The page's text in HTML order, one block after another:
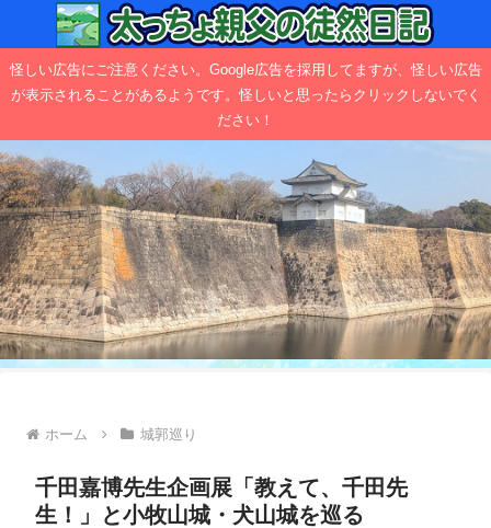
怪しい広告にご注意ください。Google広告を採用してますが、怪しい広告
が表示されることがあるようです。怪しいと思ったらクリックしないでく
ださい！
ホーム 城郭巡り
千田嘉博先生企画展「教えて、千田先
生！」と小牧山城・犬山城を巡る